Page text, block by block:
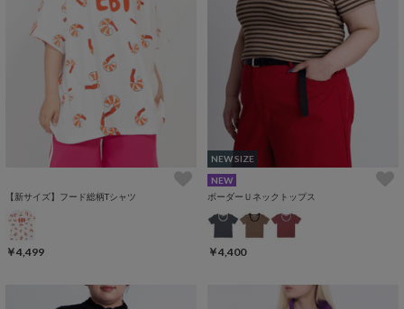
【新サイズ】フード総柄Tシャツ
￥4,499
NEW SIZE
NEW
ボーダーＵネックトップス
￥4,400